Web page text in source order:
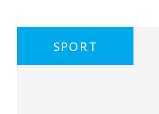
SPORT